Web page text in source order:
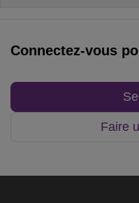
Connectez-vous
Faire